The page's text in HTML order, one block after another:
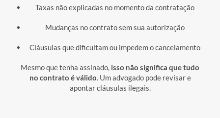
Taxas não explicadas no momento da contratação
Mudanças no contrato sem sua autorização
Cláusulas que dificultam ou impedem o cancelamento
Mesmo que tenha assinado, isso não significa que tudo
no contrato é válido. Um advogado pode revisar e
apontar cláusulas ilegais.